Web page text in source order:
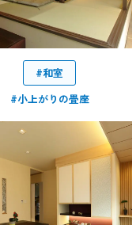
#和室
#小上がりの畳座